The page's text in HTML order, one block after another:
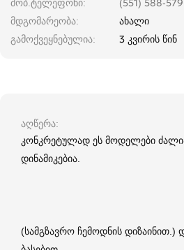
მობ.ტელეფონი
(551) 588-579
მდგომარეობა
ახალი
გამოქვეყნებულია
3 კვირის წინ
აღწერა
კონკრეტულად ეს მოდელები
დინამიკებია.
(სამგზავრო ჩემოდნის დიზაინით.)